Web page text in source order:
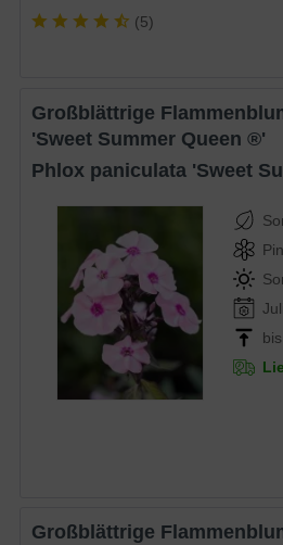
(5)
Großblättrige Flammenblume
'Sweet Summer Queen ®'
Phlox paniculata 'Sweet
Großblättrige Flammenblume